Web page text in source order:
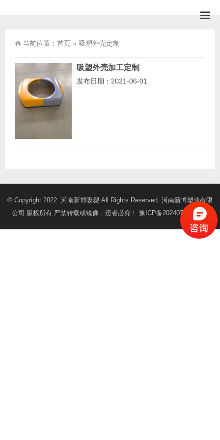
当前位置： 首页 » 吸塑外壳定制
吸塑外壳加工定制
发布日期：2021-06-01
© Copyright 2022. 河南新博吸塑 All Rights Reserved. 河南新博塑业有限
公司 版权所有 严禁转载或镜像，违者必究！ 豫ICP备2024070181号-1